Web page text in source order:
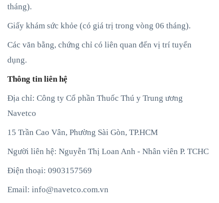
tháng).
Giấy khám sức khỏe (có giá trị trong vòng 06 tháng).
Các văn bằng, chứng chỉ có liên quan đến vị trí tuyển
dụng.
Thông tin liên hệ
Địa chỉ: Công ty Cổ phần Thuốc Thú y Trung ương
Navetco
15 Trần Cao Vân, Phường Sài Gòn, TP.HCM
Người liên hệ: Nguyễn Thị Loan Anh - Nhân viên P. TCHC
Điện thoại: 0903157569
Email: info@navetco.com.vn